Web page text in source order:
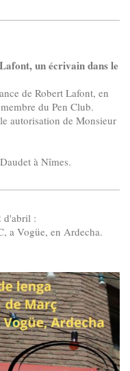
un écrivain dans le
de Robert Lafont, en
du Pen Club.
autorisation de Monsieur
à Nîmes.
d'abril :
a Vogüe, en Ardecha.